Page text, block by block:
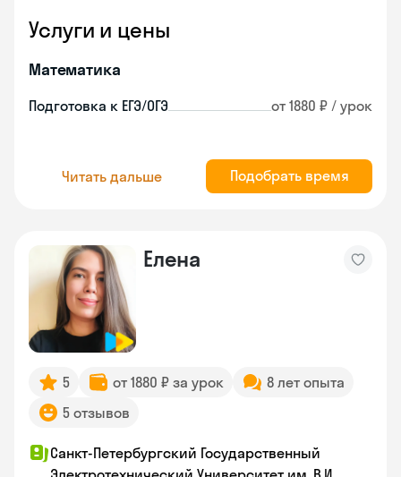
Услуги и цены
Математика
Подготовка к ЕГЭ/ОГЭ от 1880 ₽ / урок
Читать дальше Подобрать время
Елена
5 от 1880 ₽ за урок
8 лет опыта
5 отзывов
Санкт-Петербургский Государственный